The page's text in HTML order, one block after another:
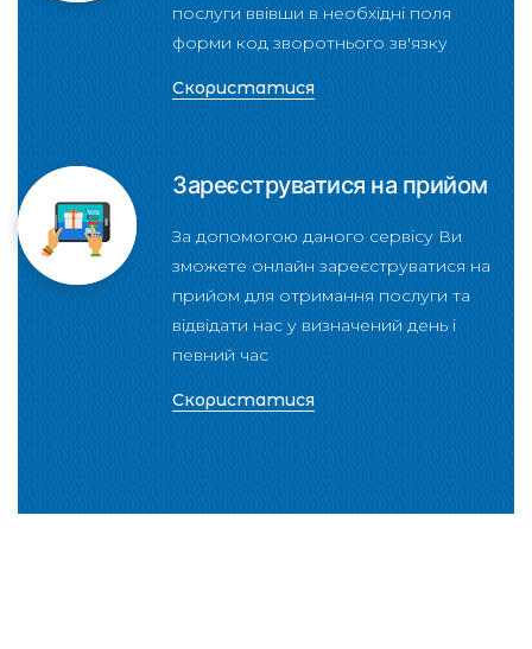
послуги ввівши в необхідні поля
форми код зворотнього зв'язку
Скористатися
Зареєструватися на прийом
За допомогою даного сервісу Ви
зможете онлайн зареєструватися на
прийом для отримання послуги та
відвідати нас у визначений день і
певний час
Скористатися